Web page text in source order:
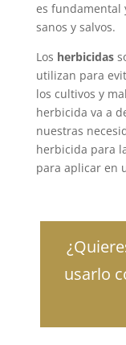
es fundamental
sanos y salvos.
Los herbicidas
utilizan para
los cultivos y
herbicida va a
nuestras
herbicida para
para aplicar en
usarlo